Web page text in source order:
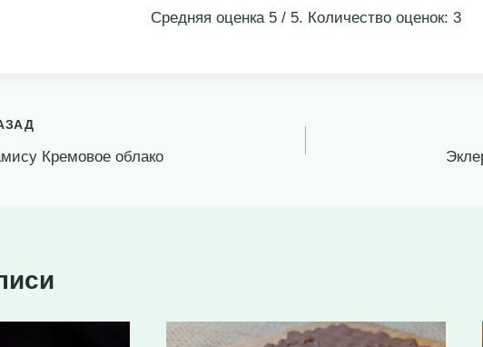
Средняя оценка 5 / 5. Количество оценок: 3
Кремовое облако